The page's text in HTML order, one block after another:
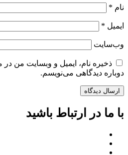
نام *
ایمیل *
وب‌سایت
ذخیره نام، ایمیل و وبسایت من
دوباره دیدگاهی می‌نویسم.
با ما در ارتباط باشید